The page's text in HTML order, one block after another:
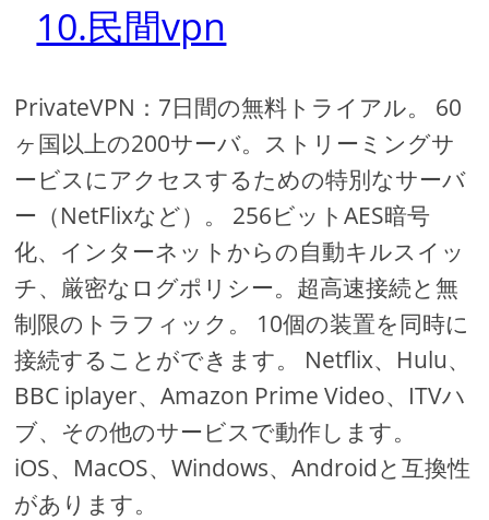
10.民間vpn
PrivateVPN：7日間の無料トライアル。 60
ヶ国以上の200サーバ。ストリーミングサ
ービスにアクセスするための特別なサーバ
ー（NetFlixなど）。 256ビットAES暗号
化、インターネットからの自動キルスイッ
チ、厳密なログポリシー。超高速接続と無
制限のトラフィック。 10個の装置を同時に
接続することができます。 Netflix、Hulu、
BBC iplayer、Amazon Prime Video、ITVハ
ブ、その他のサービスで動作します。
iOS、MacOS、Windows、Androidと互換性
があります。